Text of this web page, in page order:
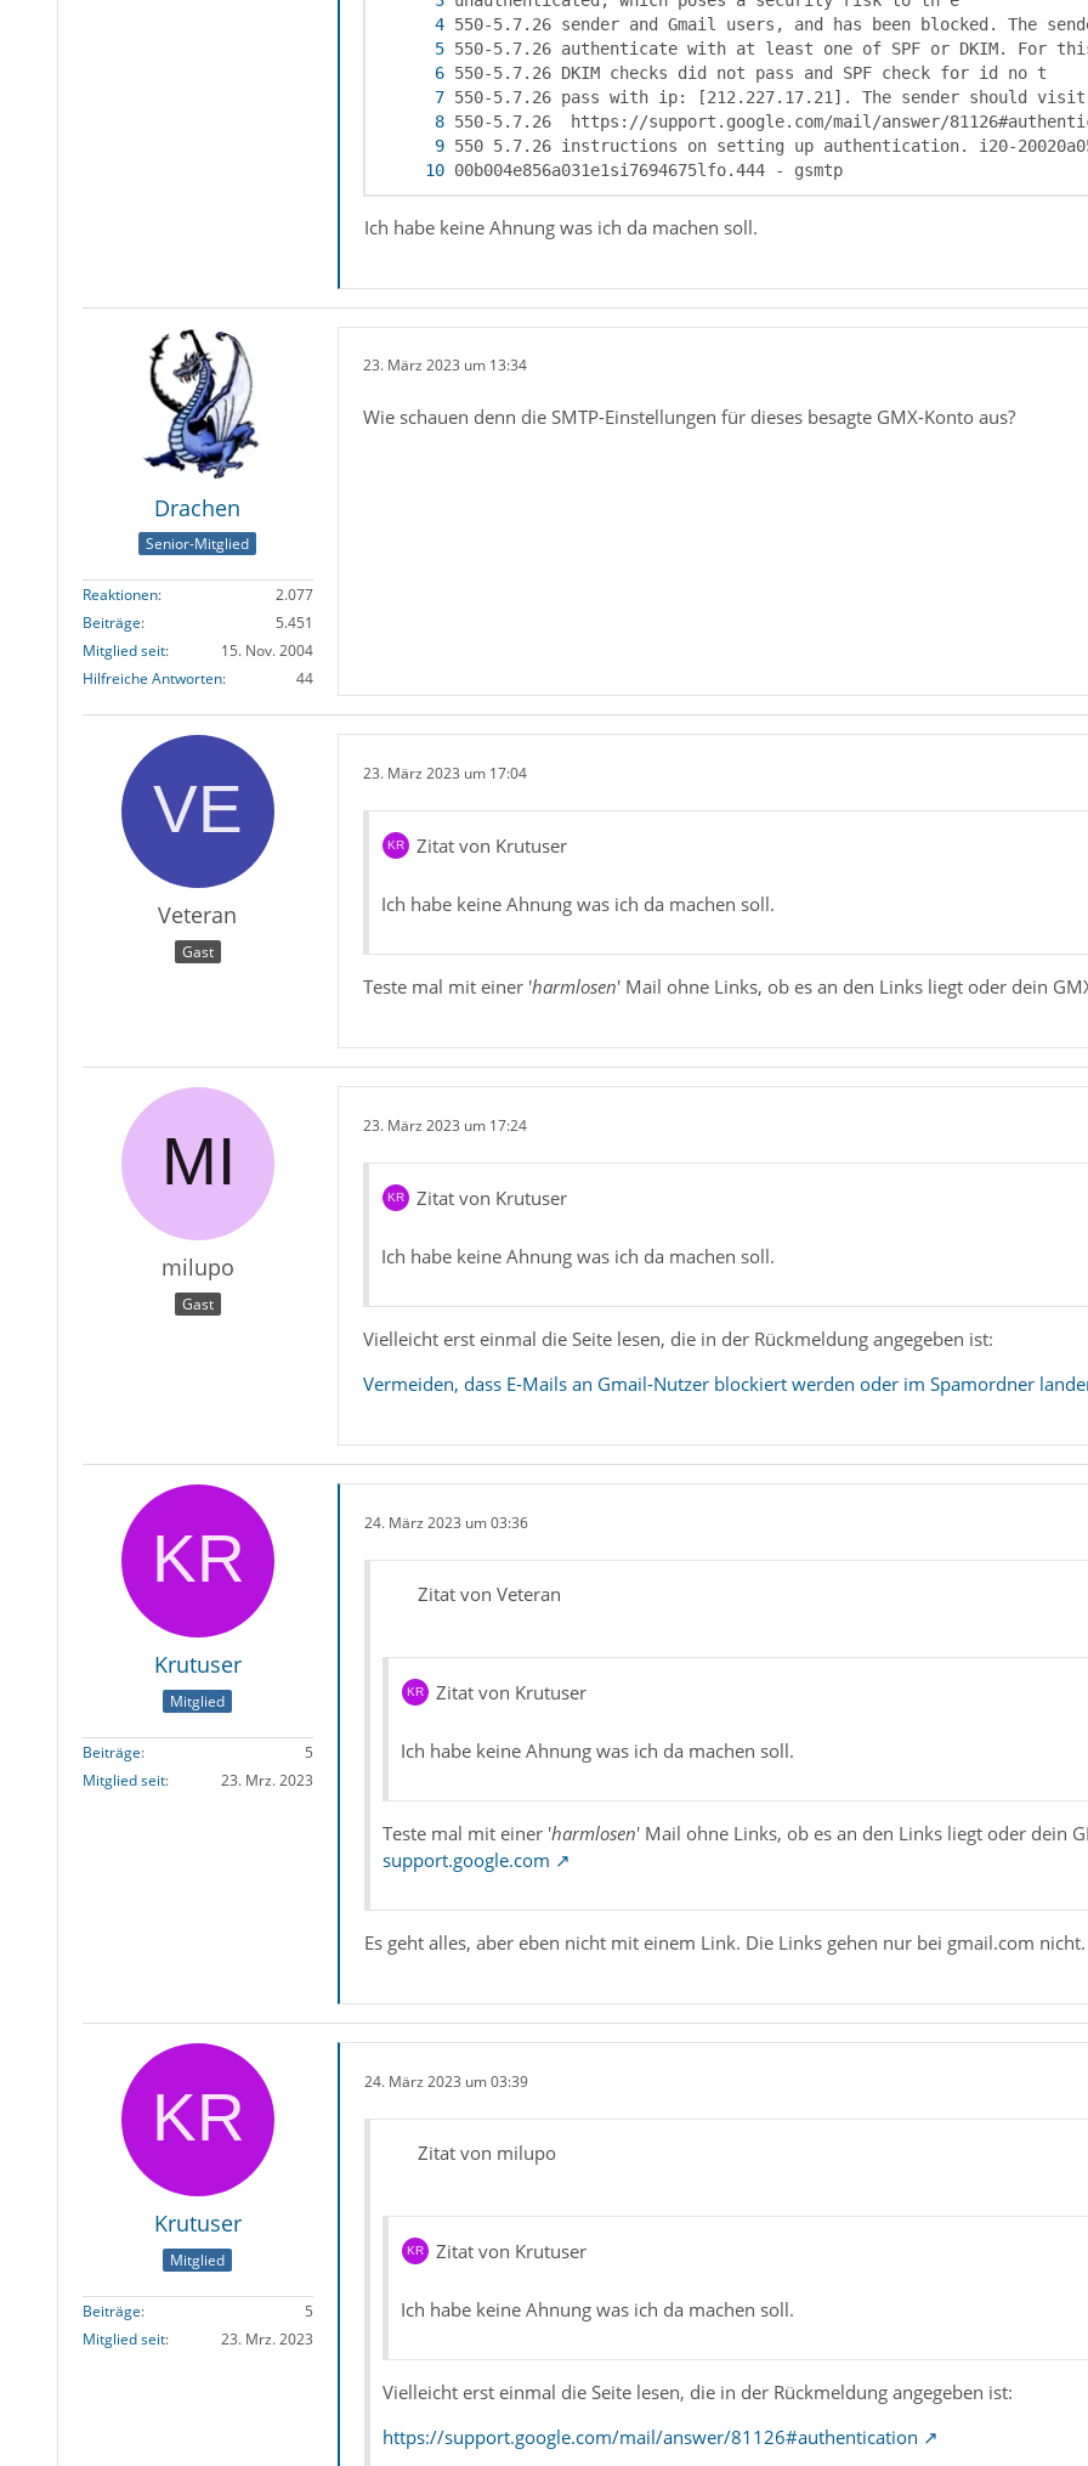
00b004e856a031e1si7694675lfo.444 - gsmtp
Ich habe keine Ahnung was ich da machen soll.
Drachen
Senior-Mitglied
Reaktionen
2.077
Beiträge
5.451
Mitglied seit
15. Nov. 2004
Hilfreiche Antworten
44
23. März 2023 um 13:34
Wie schauen denn die SMTP-Einstellungen für dieses besagte GMX-Konto aus?
Veteran
Gast
23. März 2023 um 17:04
Zitat von Krutuser
Ich habe keine Ahnung was ich da machen soll.
Teste mal mit einer 'harmlosen' Mail ohne Links, ob es an den Links liegt oder dein
milupo
Gast
23. März 2023 um 17:24
Zitat von Krutuser
Ich habe keine Ahnung was ich da machen soll.
Vielleicht erst einmal die Seite lesen, die in der Rückmeldung angegeben ist:
Vermeiden, dass E-Mails an Gmail-Nutzer blockiert werden oder im Spamordner
Krutuser
Mitglied
Beiträge
5
Mitglied seit
23. Mrz. 2023
24. März 2023 um 03:36
Zitat von Veteran
Zitat von Krutuser
Ich habe keine Ahnung was ich da machen soll.
Teste mal mit einer 'harmlosen' Mail ohne Links, ob es an den Links liegt oder dein
support.google.com
Es geht alles, aber eben nicht mit einem Link. Die Links gehen nur bei gmail.com
Krutuser
Mitglied
Beiträge
5
Mitglied seit
23. Mrz. 2023
24. März 2023 um 03:39
Zitat von milupo
Zitat von Krutuser
Ich habe keine Ahnung was ich da machen soll.
Vielleicht erst einmal die Seite lesen, die in der Rückmeldung angegeben ist:
https://support.google.com/mail/answer/81126#authentication